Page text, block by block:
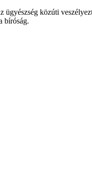
közúti
bíróság.